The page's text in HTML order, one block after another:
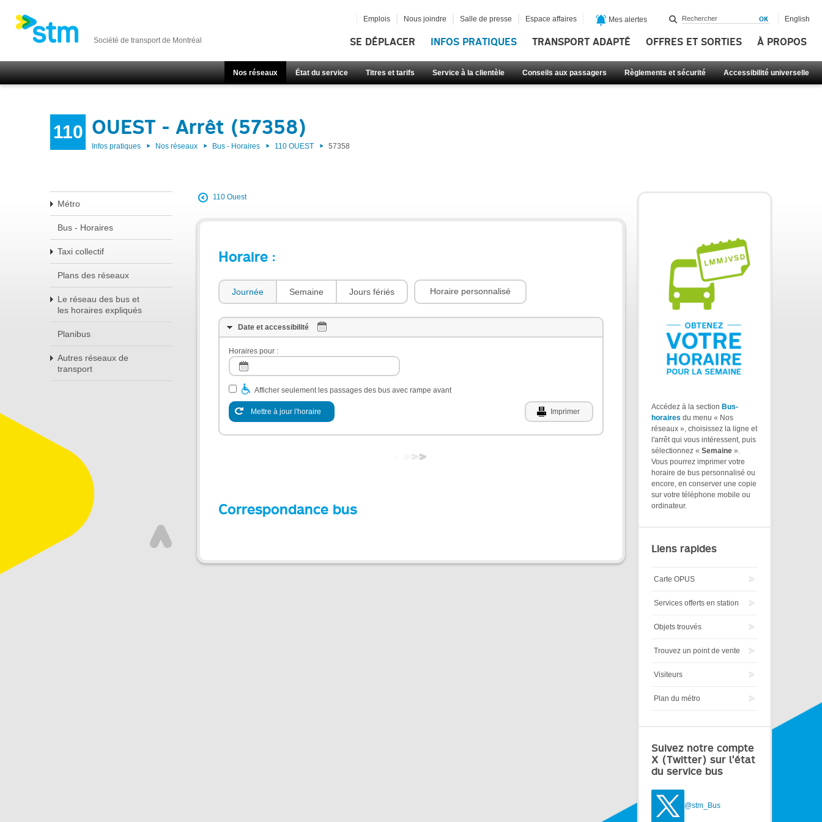
Société de transport de Montréal SE DÉPLACER INFOS PRATIQUES TRANSPORT ADAPTÉ OFFRES ET SORTIES À PROPOS
Nos réseaux État du service Titres et tarifs Service à la clientèle Conseils aux passagers Règlements et sécurité Accessibilité universelle
Emplois Nous joindre Salle de presse Espace affaires Mes alertes English
110 OUEST - Arrêt (57358)
Infos pratiques Nos réseaux Bus - Horaires 110 OUEST 57358
Métro
Bus - Horaires
Taxi collectif
Plans des réseaux
Le réseau des bus et
les horaires expliqués
Planibus
Autres réseaux de
transport
110 Ouest
Horaire :
Journée Semaine Jours fériés Horaire personnalisé
Date et accessibilité
Horaires pour :
Afficher seulement les passages des bus avec rampe avant
Mettre à jour l'horaire Imprimer
Correspondance bus
Accédez à la section Bus-
horaires du menu « Nos
réseaux », choisissez la ligne et
l'arrêt qui vous intéressent, puis
sélectionnez « Semaine ».
Vous pourrez imprimer votre
horaire de bus personnalisé ou
encore, en conserver une copie
sur votre téléphone mobile ou
ordinateur.
Liens rapides
Carte OPUS
Services offerts en station
Objets trouvés
Trouvez un point de vente
Visiteurs
Plan du métro
Suivez notre compte
X (Twitter) sur l'état
du service bus
@stm_Bus